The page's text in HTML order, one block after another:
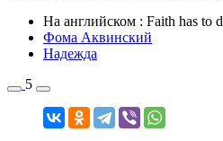
На английском : Faith has to
Фома Аквинский
Надежда
5